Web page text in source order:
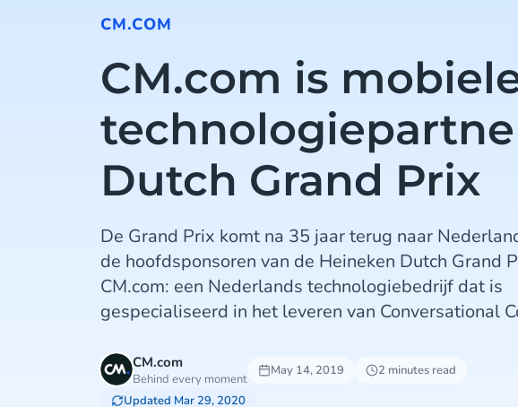
CM.COM
CM.com is
Dutch Grand Prix
De Grand Prix komt na 35 jaar terug naar
de hoofdsponsoren van de Heineken Dutch Grand
CM.com: een Nederlands technologiebedrijf dat is
gespecialiseerd in het leveren van Conversational
CM.com
Behind every moment
May 14, 2019
2 minutes read
Updated Mar 29, 2020